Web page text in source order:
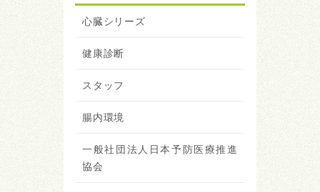
心臓シリーズ
健康診断
スタッフ
腸内環境
一般社団法人日本予防医療推進
協会